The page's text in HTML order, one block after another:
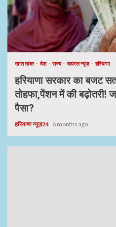
खास खबर देश राज्य वायरल न्यूज़ हरियाणा
हरियाणा सरकार का बजट
तोहफा,पेंशन में की बढ़ोतरी!
पैसा?
हरियाणा न्यूज़24 6 months ago